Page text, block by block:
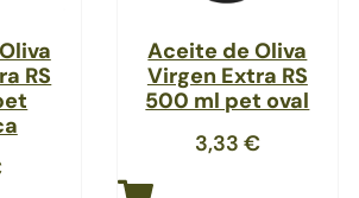
RS
Aceite de Oliva
Virgen Extra RS
500 ml pet oval
3,33 €